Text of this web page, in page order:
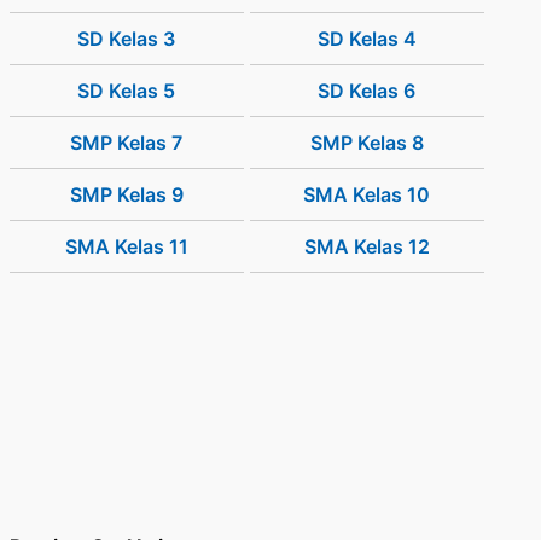
SD Kelas 3 SD Kelas 4
SD Kelas 5 SD Kelas 6
SMP Kelas 7 SMP Kelas 8
SMP Kelas 9 SMA Kelas 10
SMA Kelas 11 SMA Kelas 12